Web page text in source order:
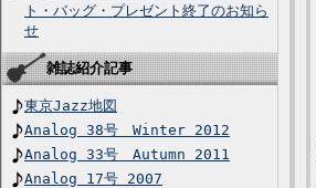
ト・バッグ・プレゼント終了のお知ら
せ
雑誌紹介記事
東京Jazz地図
Analog 38号 Winter 2012
Analog 33号 Autumn 2011
Analog 17号 2007